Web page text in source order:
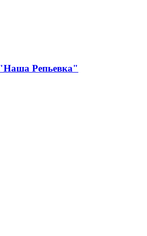
"Наша Репьевка"